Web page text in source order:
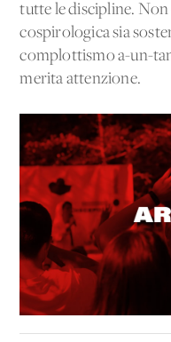
tutte le discipline. Non
cospirologica sia
complottismo a-un-
merita attenzione.